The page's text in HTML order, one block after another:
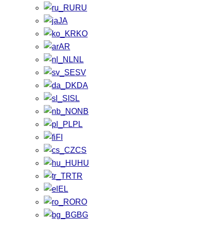
RU
JA
KO
AR
NL
SV
DA
SL
NB
PL
FI
CS
HU
TR
EL
RO
BG